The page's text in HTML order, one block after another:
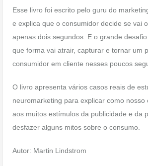
Esse livro foi escrito pelo guru do
e explica que o consumidor decide se vai
apenas dois segundos. E o grande
que forma vai atrair, capturar e tornar um
consumidor em cliente nesses poucos
O livro apresenta vários casos reais de
neuromarketing para explicar como nosso
aos muitos estímulos da publicidade e da
desfazer alguns mitos sobre o consumo.
Autor: Martin Lindstrom